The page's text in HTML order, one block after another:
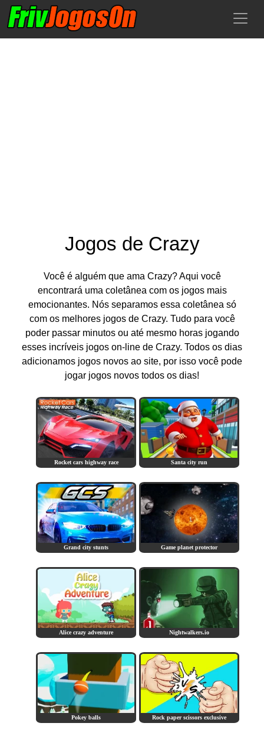
Jogos de Crazy
Você é alguém que ama Crazy? Aqui você
encontrará uma coletânea com os jogos mais
emocionantes. Nós separamos essa coletânea só
com os melhores jogos de Crazy. Tudo para você
poder passar minutos ou até mesmo horas jogando
esses incríveis jogos on-line de Crazy. Todos os dias
adicionamos jogos novos ao site, por isso você pode
jogar jogos novos todos os dias!
Rocket cars highway race Santa city run
Grand city stunts Game planet protector
Alice crazy adventure Nightwalkers.io
Pokey balls Rock paper scissors exclusive